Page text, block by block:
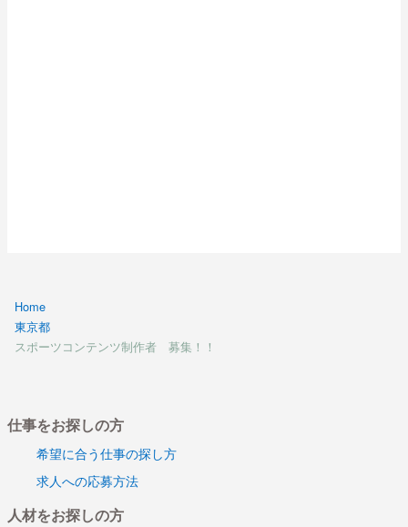
Home
東京都
スポーツコンテンツ制作者 募集！！
仕事をお探しの方
希望に合う仕事の探し方
求人への応募方法
人材をお探しの方